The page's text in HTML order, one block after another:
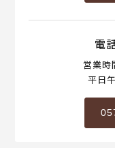
電
営業時
平日